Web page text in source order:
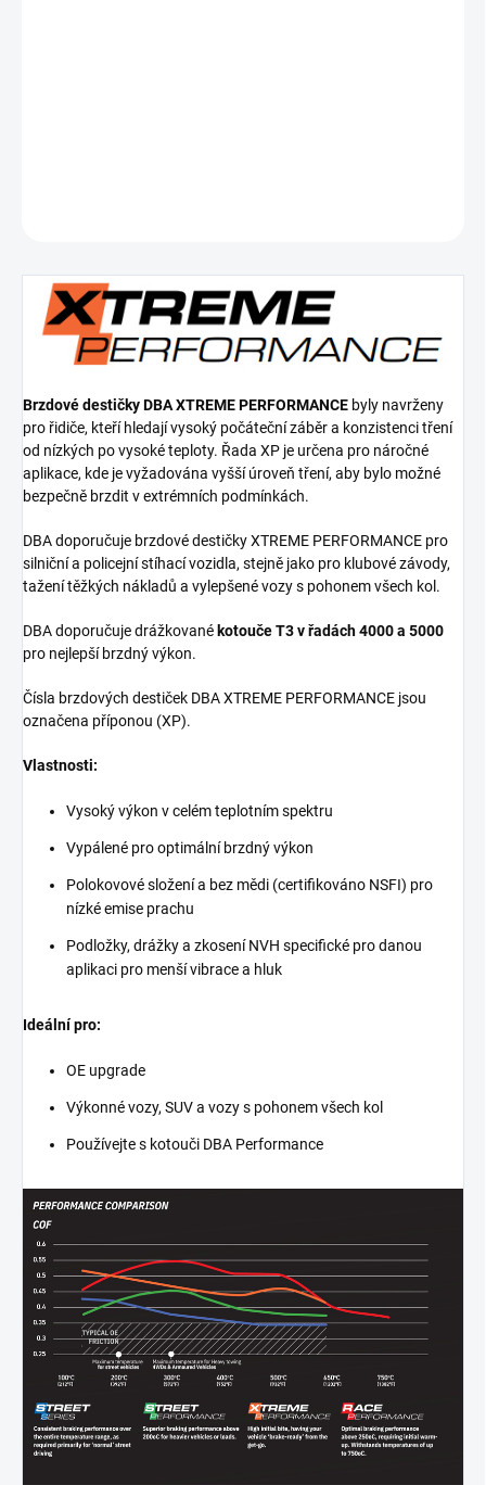
Brzdové destičky DBA XTREME PERFORMANCE byly navrženy
pro řidiče, kteří hledají vysoký počáteční záběr a konzistenci tření
od nízkých po vysoké teploty. Řada XP je určena pro náročné
aplikace, kde je vyžadována vyšší úroveň tření, aby bylo možné
bezpečně brzdit v extrémních podmínkách.
DBA doporučuje brzdové destičky XTREME PERFORMANCE pro
silniční a policejní stíhací vozidla, stejně jako pro klubové závody,
tažení těžkých nákladů a vylepšené vozy s pohonem všech kol.
DBA doporučuje drážkované kotouče T3 v řadách 4000 a 5000
pro nejlepší brzdný výkon.
Čísla brzdových destiček DBA XTREME PERFORMANCE jsou
označena příponou (XP).
Vlastnosti:
Vysoký výkon v celém teplotním spektru
Vypálené pro optimální brzdný výkon
Polokovové složení a bez mědi (certifikováno NSFI) pro
nízké emise prachu
Podložky, drážky a zkosení NVH specifické pro danou
aplikaci pro menší vibrace a hluk
Ideální pro:
OE upgrade
Výkonné vozy, SUV a vozy s pohonem všech kol
Používejte s kotouči DBA Performance